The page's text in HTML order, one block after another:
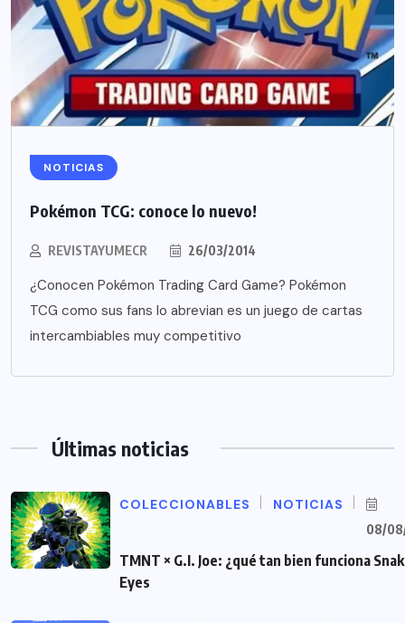
NOTICIAS
Pokémon TCG: conoce lo nuevo!
REVISTAYUMECR 26/03/2014
¿Conocen Pokémon Trading Card Game? Pokémon
TCG como sus fans lo abrevian es un juego de cartas
intercambiables muy competitivo
Últimas noticias
COLECCIONABLES NOTICIAS
08/
TMNT × G.I. Joe: ¿qué tan bien funciona
Eyes